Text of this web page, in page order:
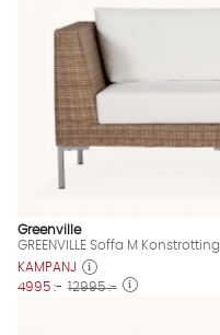
Greenville
GREENVILLE Soffa M Konstrotting
KAMPANJ
4995 :- 12995 :-